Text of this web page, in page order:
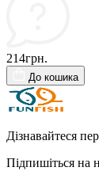
214грн.
До кошика
Дізнавайтеся
Підпишіться на